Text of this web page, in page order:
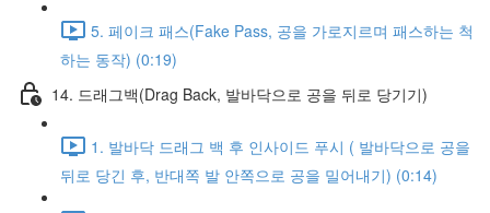
5. 페이크 패스(Fake Pass, 공을 가로지르며 패스하는 척
하는 동작) (0:19)
14. 드래그백(Drag Back, 발바닥으로 공을 뒤로 당기기)
1. 발바닥 드래그 백 후 인사이드 푸시 ( 발바닥으로 공을
뒤로 당긴 후, 반대쪽 발 안쪽으로 공을 밀어내기) (0:14)